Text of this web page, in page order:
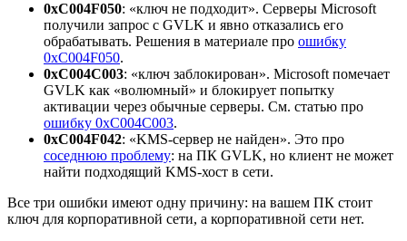
0xC004F050: «ключ не подходит». Серверы Microsoft
получили запрос с GVLK и явно отказались его
обрабатывать. Решения в материале про ошибку
0xC004F050.
0xC004C003: «ключ заблокирован». Microsoft помечает
GVLK как «волюмный» и блокирует попытку
активации через обычные серверы. См. статью про
ошибку 0xC004C003.
0xC004F042: «KMS-сервер не найден». Это про
соседнюю проблему: на ПК GVLK, но клиент не может
найти подходящий KMS-хост в сети.
Все три ошибки имеют одну причину: на вашем ПК стоит
ключ для корпоративной сети, а корпоративной сети нет.